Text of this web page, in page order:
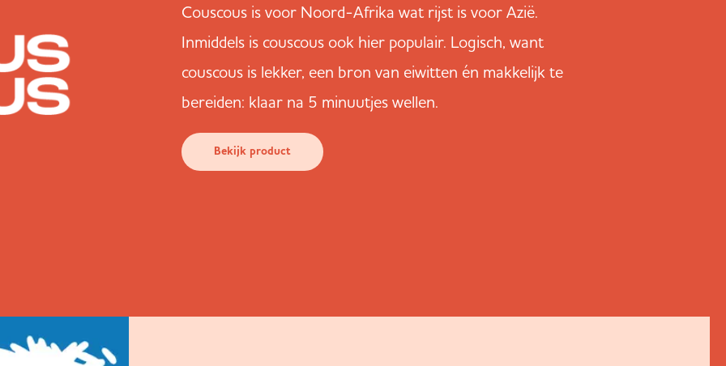
Couscous is voor Noord-Afrika wat rijst is voor Azië.
Inmiddels is couscous ook hier populair. Logisch, want
couscous is lekker, een bron van eiwitten én makkelijk te
bereiden: klaar na 5 minuutjes wellen.
Bekijk product